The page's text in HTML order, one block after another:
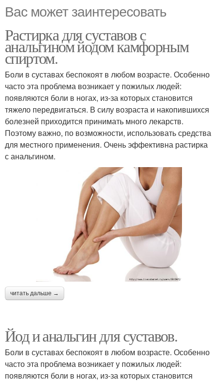
Вас может заинтересовать
Растирка для суставов с
анальгином йодом камфорным
спиртом.
Боли в суставах беспокоят в любом возрасте. Особенно
часто эта проблема возникает у пожилых людей:
появляются боли в ногах, из-за которых становится
тяжело передвигаться. В силу возраста и накопившихся
болезней приходится принимать много лекарств.
Поэтому важно, по возможности, использовать средства
для местного применения. Очень эффективна растирка
с анальгином.
читать дальше →
Йод и анальгин для суставов.
Боли в суставах беспокоят в любом возрасте. Особенно
часто эта проблема возникает у пожилых людей:
появляются боли в ногах, из-за которых становится